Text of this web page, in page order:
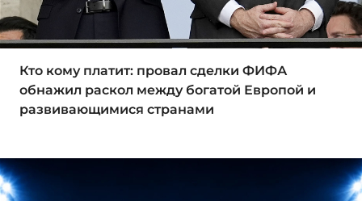
Кто кому платит: провал сделки ФИФА
обнажил раскол между богатой Европой и
развивающимися странами